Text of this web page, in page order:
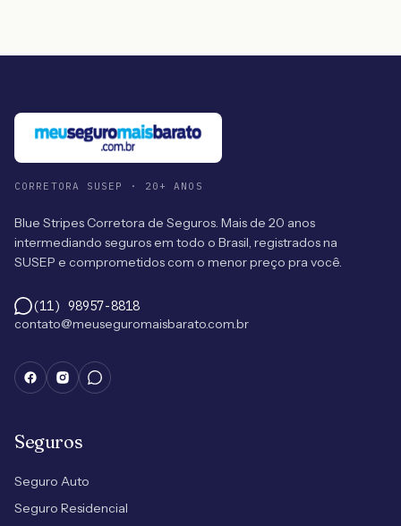
CORRETORA SUSEP · 20+ ANOS
Blue Stripes Corretora de Seguros. Mais de 20 anos
intermediando seguros em todo o Brasil, registrados na
SUSEP e comprometidos com o menor preço pra você.
(11) 98957-8818
contato@meuseguromaisbarato.com.br
Seguros
Seguro Auto
Seguro Residencial